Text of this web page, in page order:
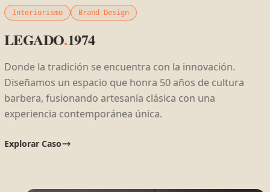
Interiorismo Brand Design
LEGADO.1974
Donde la tradición se encuentra con la innovación.
Diseñamos un espacio que honra 50 años de cultura
barbera, fusionando artesanía clásica con una
experiencia contemporánea única.
Explorar Caso
RECEPCIÓN
Rec Esp Trab Alt Baño